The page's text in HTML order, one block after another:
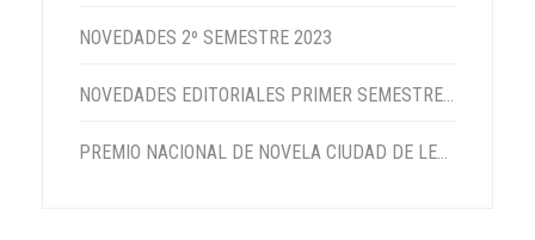
NOVEDADES 2º SEMESTRE 2023